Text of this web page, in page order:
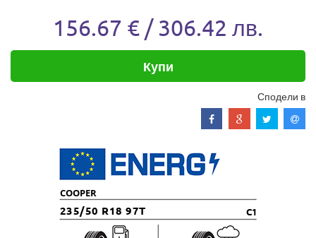
156.67 € / 306.42 лв.
Купи
Сподели в
COOPER
235/50 R18 97T C1